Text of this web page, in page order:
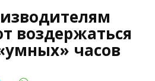
воздержаться
часов